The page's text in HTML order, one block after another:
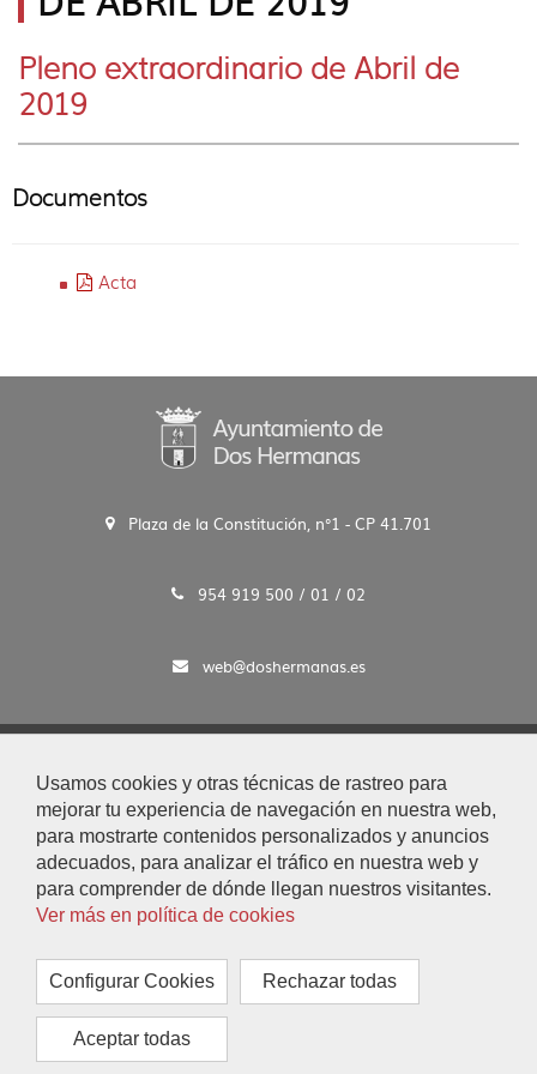
Usamos cookies y otras técnicas de rastreo para
mejorar tu experiencia de navegación en nuestra web,
para mostrarte contenidos personalizados y anuncios
adecuados, para analizar el tráfico en nuestra web y
para comprender de dónde llegan nuestros visitantes.
Ver más en política de cookies
Configurar Cookies Rechazar todas
Aceptar todas
idioma
Pleno extraordinario de Abril de
2019
Documentos
Acta
Plaza de la Constitución, n°1 - CP 41.701
954 919 500 / 01 / 02
web@doshermanas.es
Aviso Legal y Protección de Datos
|
Mapa Web
|
Accesibilidad
|
|
Contacto